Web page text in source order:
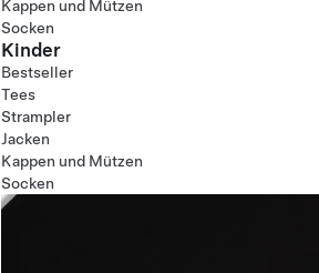
Kappen und Mützen
Socken
Kinder
Bestseller
Tees
Strampler
Jacken
Kappen und Mützen
Socken